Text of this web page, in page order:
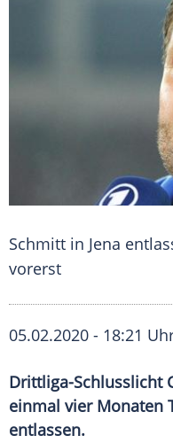
Schmitt in Jena
vorerst
05.02.2020 - 18:21
Drittliga-Schlusslicht
einmal vier Monaten
entlassen.